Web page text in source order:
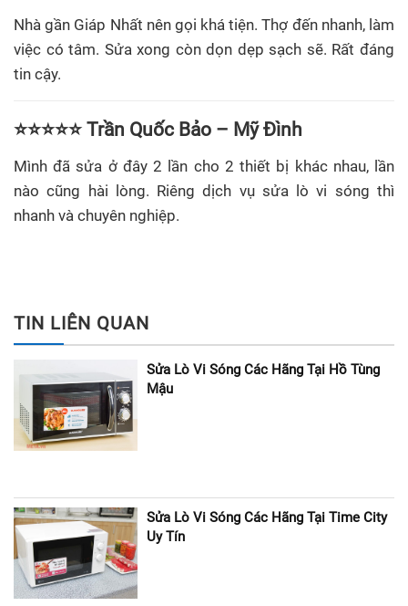
Nhà gần Giáp Nhất nên gọi khá tiện. Thợ đến nhanh, làm
việc có tâm. Sửa xong còn dọn dẹp sạch sẽ. Rất đáng
tin cậy.
⭐⭐⭐⭐⭐ Trần Quốc Bảo – Mỹ Đình
Mình đã sửa ở đây 2 lần cho 2 thiết bị khác nhau, lần
nào cũng hài lòng. Riêng dịch vụ sửa lò vi sóng thì
nhanh và chuyên nghiệp.
TIN LIÊN QUAN
Sửa Lò Vi Sóng Các Hãng Tại Hồ Tùng
Mậu
Sửa Lò Vi Sóng Các Hãng Tại Time City
Uy Tín